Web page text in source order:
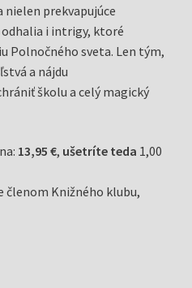
nielen prekvapujúce
i intrigy, ktoré
Polnočného sveta. Len tým,
a nájdu
školu a celý magický
13,95 €, ušetríte teda 1,00
členom Knižného klubu,